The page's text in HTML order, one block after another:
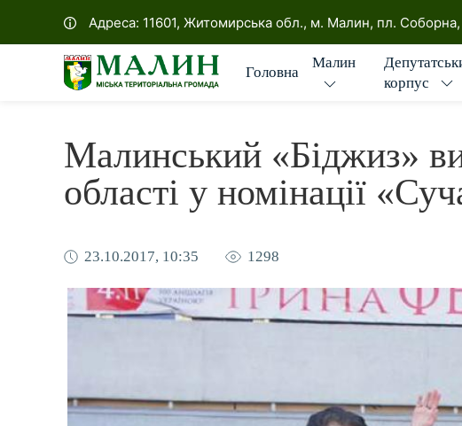
Офіційна сторінка
Адреса: 11601, Житомирська обл., м. Малин, пл.
Головна
Малин
корпус
Малинський «Біджиз»
області у номінації
23.10.2017, 10:35 1298